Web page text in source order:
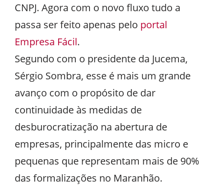
CNPJ. Agora com o novo fluxo tudo a
passa ser feito apenas pelo portal
Empresa Fácil.
Segundo com o presidente da Jucema,
Sérgio Sombra, esse é mais um grande
avanço com o propósito de dar
continuidade às medidas de
desburocratização na abertura de
empresas, principalmente das micro e
pequenas que representam mais de 90%
das formalizações no Maranhão.